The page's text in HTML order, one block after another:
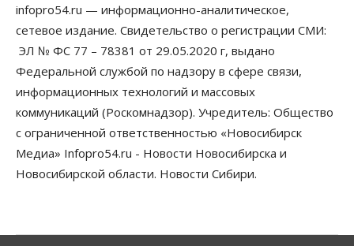
Бизнес Общество
Союз продавцов маркетплейсов
обратился в правительство РФ из-за атак на WB
08 Августа 2026, 10:00
Новосибирцы будут получать квитанции за ЖКУ
по-новому
08 Августа 2026, 09:00
Бизнес
В Новосибирской области резко
Общество
infopro54.ru — информационно-аналитическое,
сетевое издание. Свидетельство о регистрации СМИ:
ЭЛ № ФС 77 – 78381 от 29.05.2020 г, выдано
Федеральной службой по надзору в сфере связи,
информационных технологий и массовых
коммуникаций (Роскомнадзор). Учредитель: Общество
с ограниченной ответственностью «Новосибирск
Медиа» Infopro54.ru - Новости Новосибирска и
Новосибирской области. Новости Сибири.